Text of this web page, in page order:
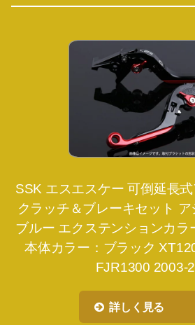
SSK エスエスケー 可倒延長
クラッチ＆ブレーキセット ア
ブルー エクステンションカラ
本体カラー：ブラック
FJR1300 2003-
詳しく見る